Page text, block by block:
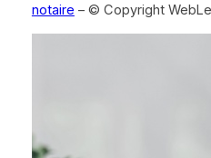
notaire – © Copyright